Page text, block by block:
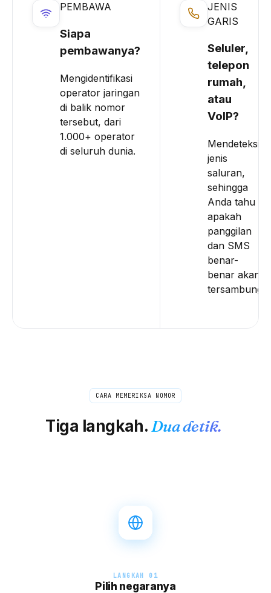
PEMBAWA
Siapa
pembawanya?
Mengidentifikasi
operator jaringan
di balik nomor
tersebut, dari
1.000+ operator
di seluruh dunia.
JENIS
GARIS
Seluler,
telepon
rumah,
atau
VoIP?
Mendeteksi
jenis
saluran,
sehingga
Anda tahu
apakah
panggilan
dan SMS
benar-
benar akan
tersambung.
CARA MEMERIKSA NOMOR
Tiga langkah.Dua detik.
LANGKAH 0 1
Pilih negaranya